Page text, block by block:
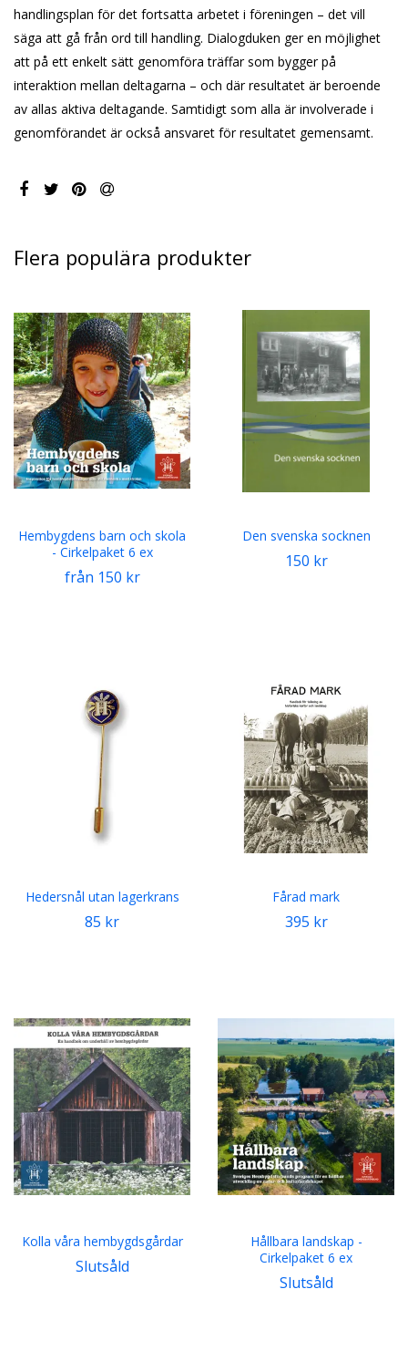
handlingsplan för det fortsatta arbetet i föreningen – det vill
säga att gå från ord till handling. Dialogduken ger en möjlighet
att på ett enkelt sätt genomföra träffar som bygger på
interaktion mellan deltagarna – och där resultatet är beroende
av allas aktiva deltagande. Samtidigt som alla är involverade i
genomförandet är också ansvaret för resultatet gemensamt.
Flera populära produkter
Hembygdens barn och skola
- Cirkelpaket 6 ex
från 150 kr
Den svenska socknen
150 kr
Hedersnål utan lagerkrans
85 kr
Fårad mark
395 kr
Kolla våra hembygdsgårdar
Slutsåld
Hållbara landskap -
Cirkelpaket 6 ex
Slutsåld